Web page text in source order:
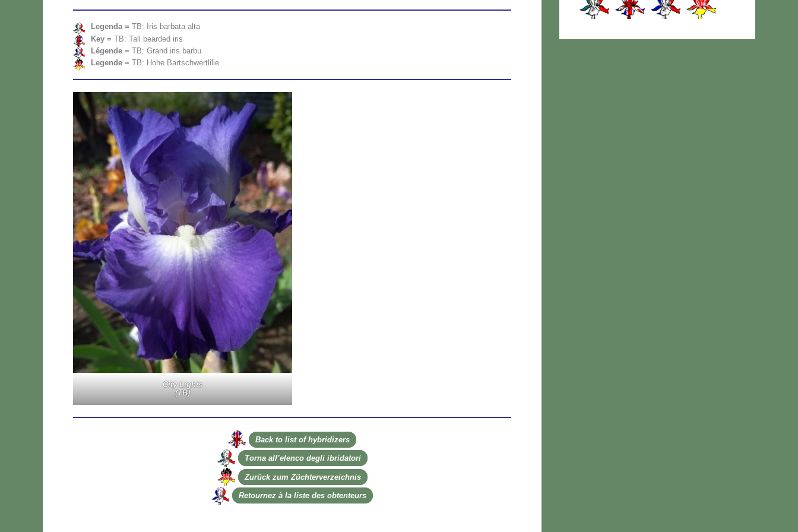
Le­gen­da = TB: Iris bar­ba­ta al­ta
Key = TB: Tall bear­ded iris
Lé­gen­de = TB: Grand iris bar­bu
Le­gen­de = TB: Ho­he Bar­ts­ch­wer­tli­lie
Ci­ty Lights
(TB)
Back to li­st of hy­bri­di­zers
Tor­na al­l’e­len­co de­gli ibri­da­to­ri
Zu­rück zum Zü­ch­ter­ver­zeich­nis
Re­tour­nez à la li­ste des ob­ten­teurs